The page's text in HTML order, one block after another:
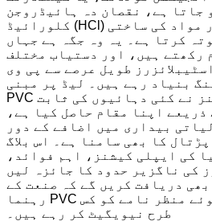
جاتا ہے، نقصان دہ ہائیڈروجن
کلورائیڈ (HCl) کو جاری کرتا ہے اور مواد کی ساختی
کرتا ہے۔ یہ وہ جگہ ہے جہاں
رکھتے ہیں، اور دستیاب مختلف
طویل عرصے سے پی وی
بنیاد رہے ہیں۔ لیڈ پر مبنی
PVC سٹیبلائزر فارمولیشنز نے کئی دہائیوں کی ثابت
اپنا مقام حاصل کیا ہے،
بیداری میں اضافے کے دور
کا بھی سامنا ہے۔ اس بلاگ
کی ایپلی کیشنز، اہم فوائد،
کی ناگزیر حدود کا جائزہ لیں
دریافت کریں گے کہ صنعت کے
رہنما PVC استحکام کے بدلتے ہوئے منظر نامے کو کس
طرح نیویگیٹ کر رہے ہیں۔